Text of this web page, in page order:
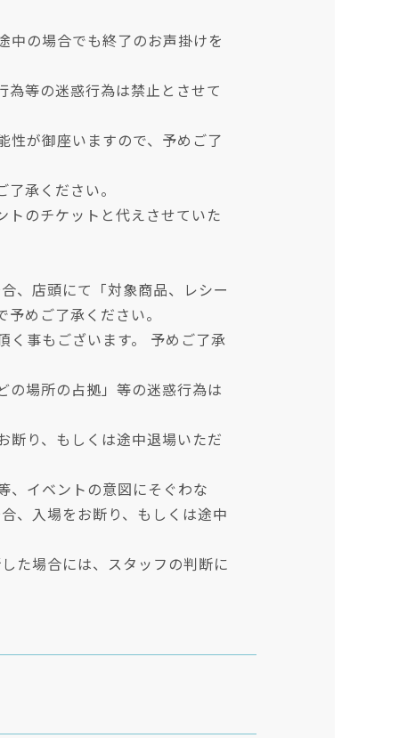
中の場合でも終了のお声掛けを
為等の迷惑行為は禁止とさせて
性が御座いますので、予めご了
承ください。
トのチケットと代えさせていた
、店頭にて「対象商品、レシー
めご了承ください。
く事もございます。 予めご了承
の場所の占拠」等の迷惑行為は
断り、もしくは途中退場いただ
、イベントの意図にそぐわな
、入場をお断り、もしくは途中
た場合には、スタッフの判断に